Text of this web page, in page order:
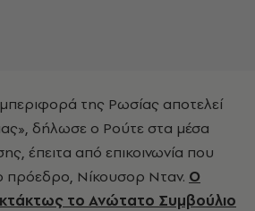
της Ρωσίας αποτελεί
δήλωσε ο Ρούτε στα μέσα
έπειτα από επικοινωνία που
πρόεδρο, Νίκουσορ Νταν. Ο
το Ανώτατο Συμβούλιο